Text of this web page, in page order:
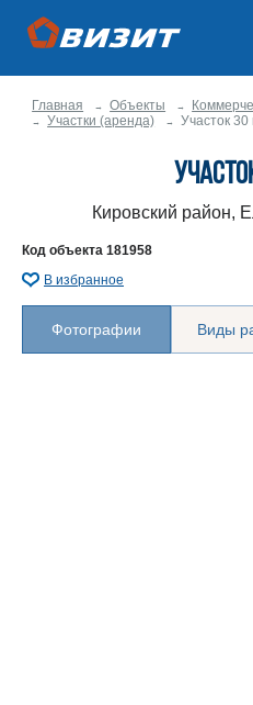
Главная Объекты
Участки (аренда)
Участок 30
Кировский район,
Код объекта 181958
В избранное
Фотографии Виды